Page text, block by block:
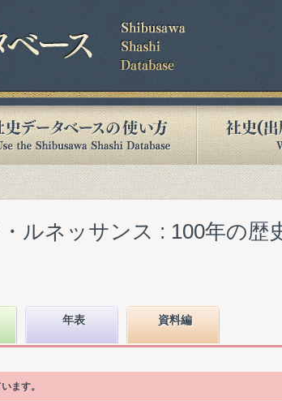
ルネッサンス : 100年の歴
年表 資料編
ます。